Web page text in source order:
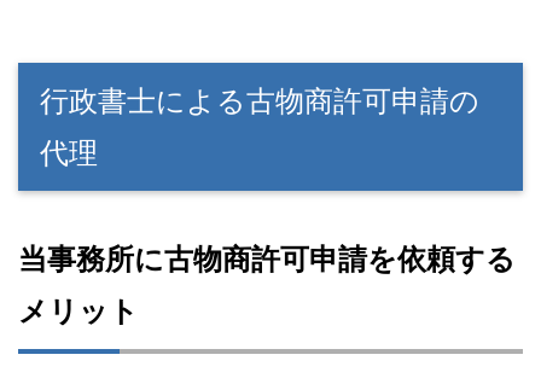
行政書士による古物商許可申請の
代理
当事務所に古物商許可申請を依頼する
メリット